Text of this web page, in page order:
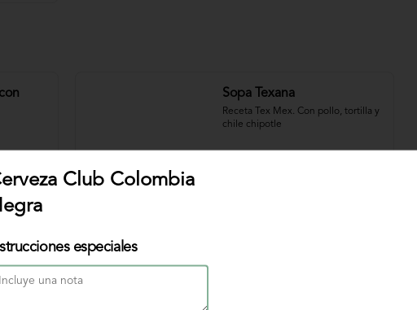
Sopa Texana
Receta Tex Mex. Con pollo, tortilla y
chile chipotle
Club Colombia
especiales